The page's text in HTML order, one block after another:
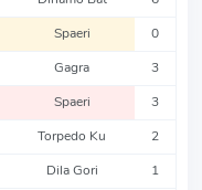
Spaeri 0
Gagra 3
Spaeri 3
Torpedo Ku 2
Dila Gori 1